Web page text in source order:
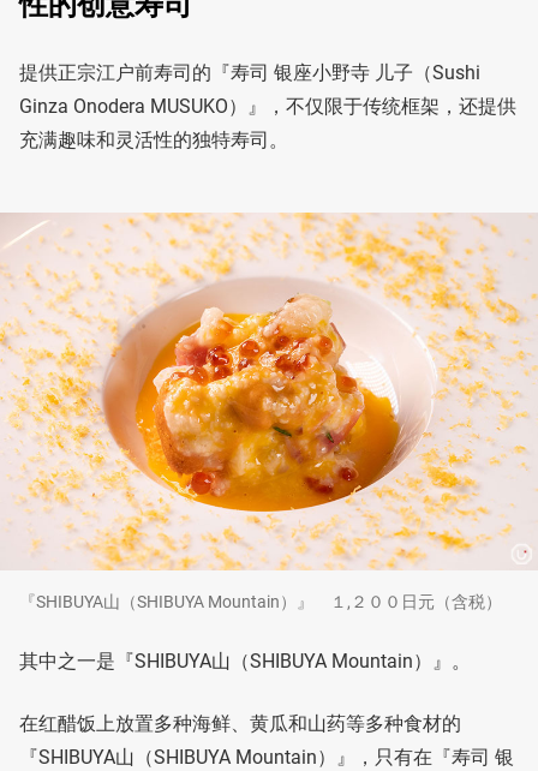
提供正宗江户前寿司的『寿司 银座小野寺 儿子（Sushi
Ginza Onodera MUSUKO）』，不仅限于传统框架，还提供
充满趣味和灵活性的独特寿司。
『SHIBUYA山（SHIBUYA Mountain）』 １,２００日元（含税）
其中之一是『SHIBUYA山（SHIBUYA Mountain）』。
在红醋饭上放置多种海鲜、黄瓜和山药等多种食材的
『SHIBUYA山（SHIBUYA Mountain）』，只有在『寿司 银